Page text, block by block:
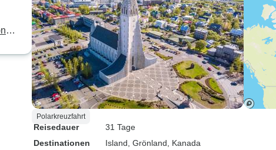
Polarkreuzfahrt
Reisedauer
31 Tage
Destinationen
Island , Grönland , Kanada